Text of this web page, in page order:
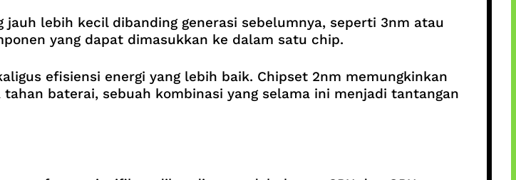
lebih kecil dibanding generasi sebelumnya, seperti 3nm atau
yang dapat dimasukkan ke dalam satu chip.
efisiensi energi yang lebih baik. Chipset 2nm memungkinkan
baterai, sebuah kombinasi yang selama ini menjadi tantangan